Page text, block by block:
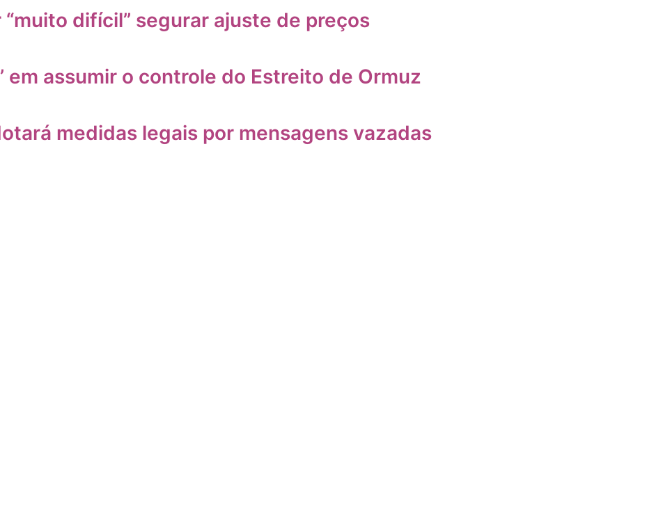
difícil” segurar ajuste de preços
em assumir o controle do Estreito de Ormuz
medidas legais por mensagens vazadas